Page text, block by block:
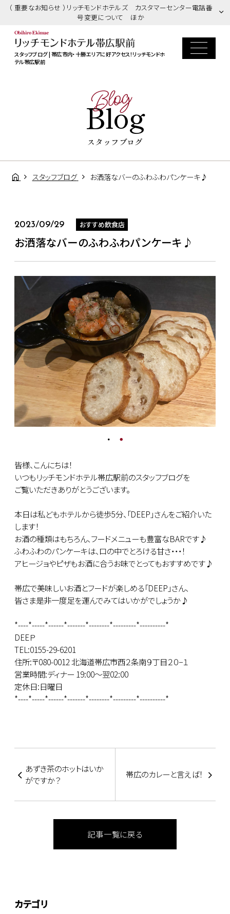
（ 重要なお知らせ ）リッチモンドホテルズ カスタマーセンター電話番
号変更について ほか
スタッフブログ | 帯広市内・十勝エリアに好アクセス！リッチモンドホ
テル帯広駅前
Blog
Blog
スタッフブログ
スタッフブログ お洒落なバーのふわふわパンケーキ♪
2023/09/29 おすすめ飲食店
お洒落なバーのふわふわパンケーキ♪
皆様、こんにちは！
いつもリッチモンドホテル帯広駅前のスタッフブログを
ご覧いただきありがとうございます。
本日は私どもホテルから徒歩5分、「DEEP」さんをご紹介いた
します！
お酒の種類はもちろん、フードメニューも豊富なBARです♪
ふわふわのパンケーキは、口の中でとろける甘さ・・・！
アヒージョやピザもお酒に合うお味でとってもおすすめです♪
帯広で美味しいお酒とフードが楽しめる「DEEP」さん、
皆さま是非一度足を運んでみてはいかがでしょうか♪
*----*-----*------*-------*--------*---------*----------*
DEEＰ
TEL:0155-29-6201
住所:〒080-0012 北海道帯広市西２条南９丁目２０−１
営業時間:ディナー 19:00～翌02:00
定休日:日曜日
*----*-----*------*-------*--------*---------*----------*
あずき茶のホットはいか
がですか？
帯広のカレーと言えば！
記事一覧に戻る
カテゴリ